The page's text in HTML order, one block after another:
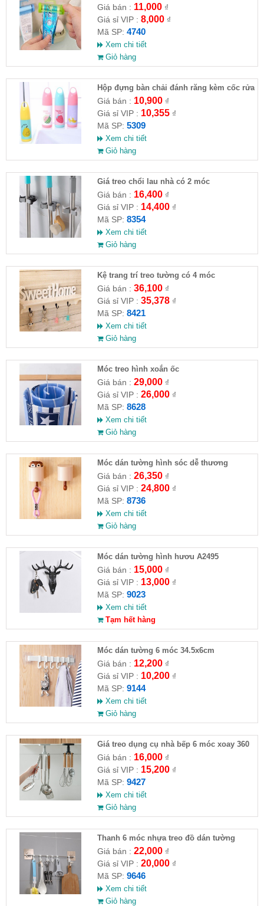
treo tường
Giá bán : 11,000₫
Giá sỉ VIP : 8,000₫
Mã SP: 4740
Xem chi tiết
Giỏ hàng
Hộp đựng bàn chải đánh răng kèm cốc rửa
mặt
Giá bán : 10,900₫
Giá sỉ VIP : 10,355₫
Mã SP: 5309
Xem chi tiết
Giỏ hàng
Giá treo chổi lau nhà có 2 móc
Giá bán : 16,400₫
Giá sỉ VIP : 14,400₫
Mã SP: 8354
Xem chi tiết
Giỏ hàng
Kệ trang trí treo tường có 4 móc
SweetHome
Giá bán : 36,100₫
Giá sỉ VIP : 35,378₫
Mã SP: 8421
Xem chi tiết
Giỏ hàng
Móc treo hình xoắn ốc
Giá bán : 29,000₫
Giá sỉ VIP : 26,000₫
Mã SP: 8628
Xem chi tiết
Giỏ hàng
Móc dán tường hình sóc dễ thương
Giá bán : 26,350₫
Giá sỉ VIP : 24,800₫
Mã SP: 8736
Xem chi tiết
Giỏ hàng
Móc dán tường hình hươu A2495
Giá bán : 15,000₫
Giá sỉ VIP : 13,000₫
Mã SP: 9023
Xem chi tiết
Tạm hết hàng
Móc dán tường 6 móc 34.5x6cm
Giá bán : 12,200₫
Giá sỉ VIP : 10,200₫
Mã SP: 9144
Xem chi tiết
Giỏ hàng
Giá treo dụng cụ nhà bếp 6 móc xoay 360
độ 17x8.5x7cm
Giá bán : 16,000₫
Giá sỉ VIP : 15,200₫
Mã SP: 9427
Xem chi tiết
Giỏ hàng
Thanh 6 móc nhựa treo đồ dán tường
38.5x7cm
Giá bán : 22,000₫
Giá sỉ VIP : 20,000₫
Mã SP: 9646
Xem chi tiết
Giỏ hàng